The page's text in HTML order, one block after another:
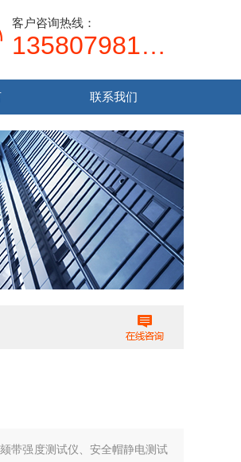
客户咨询热线：
13580798107
联系我们
带强度测试仪、安全帽静电测试